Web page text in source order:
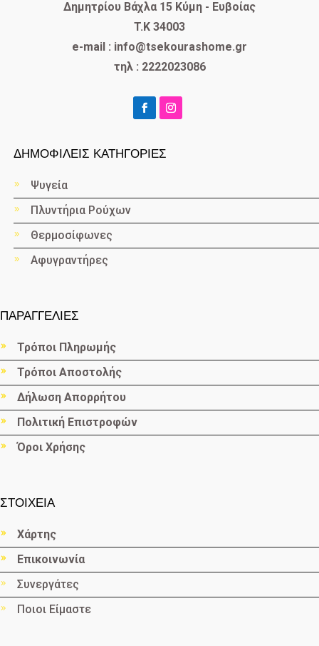
Δημητρίου Βάχλα 15 Κύμη - Ευβοίας
T.K 34003
e-mail : info@tsekourashome.gr
τηλ : 2222023086
ΔΗΜΟΦΙΛΕΙΣ ΚΑΤΗΓΟΡΙΕΣ
Ψυγεία
Πλυντήρια Ρούχων
Θερμοσίφωνες
Αφυγραντήρες
ΠΑΡΑΓΓΕΛΙΕΣ
Τρόποι Πληρωμής
Τρόποι Αποστολής
Δήλωση Απορρήτου
Πολιτική Επιστροφών
Όροι Χρήσης
ΣΤΟΙΧΕΙΑ
Χάρτης
Επικοινωνία
Συνεργάτες
Ποιοι Είμαστε